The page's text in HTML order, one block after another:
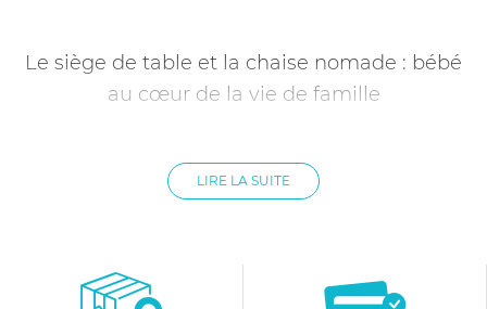
Le siège de table et la chaise nomade : bébé
au cœur de la vie de famille
participer bébé au repas. Avec les chaises hautes et les
rehausseurs de chaise, le siège de table est également une
à deux pinces aggripantes.
LIRE LA SUITE